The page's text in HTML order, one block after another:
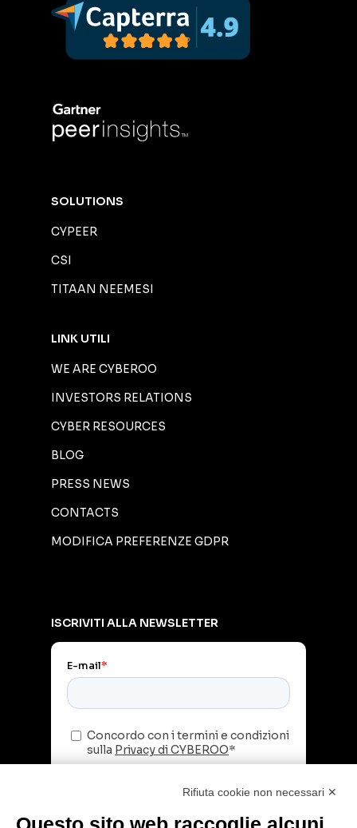
SOLUTIONS
CYPEER
CSI
TITAAN NEEMESI
LINK UTILI
WE ARE CYBEROO
INVESTORS RELATIONS
CYBER RESOURCES
BLOG
PRESS NEWS
CONTACTS
MODIFICA PREFERENZE GDPR
ISCRIVITI ALLA NEWSLETTER
Rifiuta cookie non necessari ✕